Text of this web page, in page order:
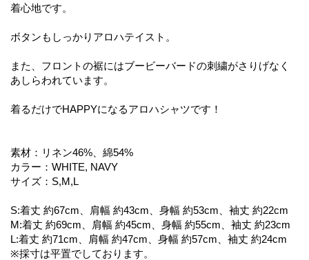
着心地です。
ボタンもしっかりアロハテイスト。
また、フロントの裾にはブービーバードの刺繍がさりげなく
あしらわれています。
着るだけでHAPPYになるアロハシャツです！
素材：リネン46%、綿54%
カラー：WHITE, NAVY
サイズ：S,M,L
S:着丈 約67cm、肩幅 約43cm、身幅 約53cm、袖丈 約22cm
M:着丈 約69cm、肩幅 約45cm、身幅 約55cm、袖丈 約23cm
L:着丈 約71cm、肩幅 約47cm、身幅 約57cm、袖丈 約24cm
※採寸は平置でしております。